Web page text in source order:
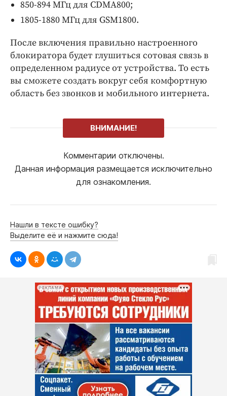
850-894 МГц для CDMA800;
1805-1880 МГц для GSM1800.
После включения правильно настроенного
блокиратора будет глушиться сотовая связь в
определенном радиусе от устройства. То есть
вы сможете создать вокруг себя комфортную
область без звонков и мобильного интернета.
ВНИМАНИЕ!
Комментарии отключены.
Данная информация размещается исключительно
для ознакомления.
Нашли в тексте ошибку?
Выделите её и нажмите сюда!
РЕКЛАМА